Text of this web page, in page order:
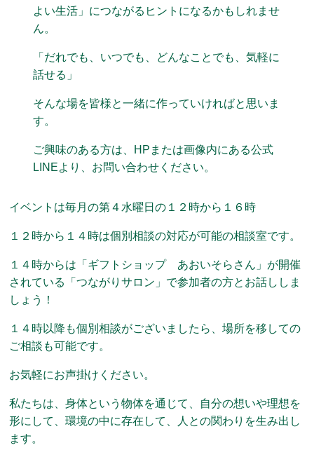
よい生活」につながるヒントになるかもしれませ
ん。
「だれでも、いつでも、どんなことでも、気軽に
話せる」
そんな場を皆様と一緒に作っていければと思いま
す。
ご興味のある方は、HPまたは画像内にある公式
LINEより、お問い合わせください。
イベントは毎月の第４水曜日の１２時から１６時
１２時から１４時は個別相談の対応が可能の相談室です。
１４時からは「ギフトショップ あおいそらさん」が開催
されている「つながりサロン」で参加者の方とお話ししま
しょう！
１４時以降も個別相談がございましたら、場所を移しての
ご相談も可能です。
お気軽にお声掛けください。
私たちは、身体という物体を通じて、自分の想いや理想を
形にして、環境の中に存在して、人との関わりを生み出し
ます。